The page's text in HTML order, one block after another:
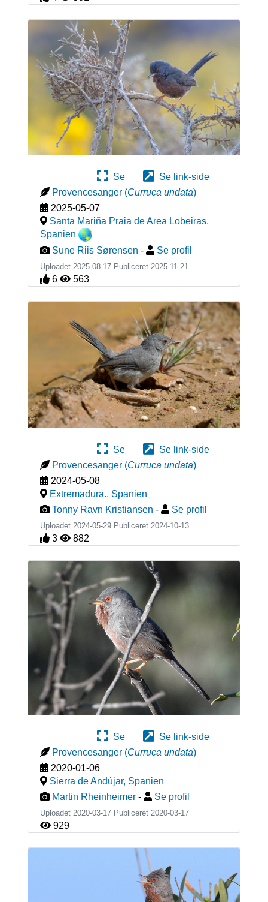
Se
Se link-side
Provencesanger (Curruca undata)
2025-05-07
Santa Mariña Praia de Area Lobeiras,
Spanien
Sune Riis Sørensen - Se profil
Uploadet 2025-08-17 Publiceret 2025-11-21
6 563
Se
Se link-side
Provencesanger (Curruca undata)
2024-05-08
Extremadura., Spanien
Tonny Ravn Kristiansen - Se profil
Uploadet 2024-05-29 Publiceret 2024-10-13
3 882
Se
Se link-side
Provencesanger (Curruca undata)
2020-01-06
Sierra de Andújar, Spanien
Martin Rheinheimer - Se profil
Uploadet 2020-03-17 Publiceret 2020-03-17
929